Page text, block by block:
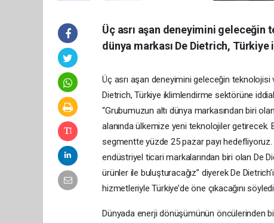
Üç asrı aşan deneyimini geleceğin
dünya markası De Dietrich,
Üç asrı aşan deneyimini geleceğin teknolojisi
Dietrich, Türkiye iklimlendirme sektörüne
“Grubumuzun altı dünya markasından biri
alanında ülkemize yeni teknolojiler getirecek.
segmentte yüzde 25 pazar payı hedefliyoruz.
endüstriyel ticari markalarından biri olan De
ürünler ile buluşturacağız” diyerek De
hizmetleriyle Türkiye’de öne çıkacağını
Dünyada enerji dönüşümünün öncülerinden